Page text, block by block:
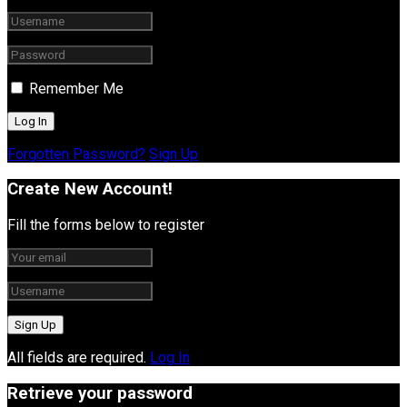
Remember Me
Forgotten Password? Sign Up
Create New Account!
Fill the forms below to register
All fields are required. Log In
Retrieve your password